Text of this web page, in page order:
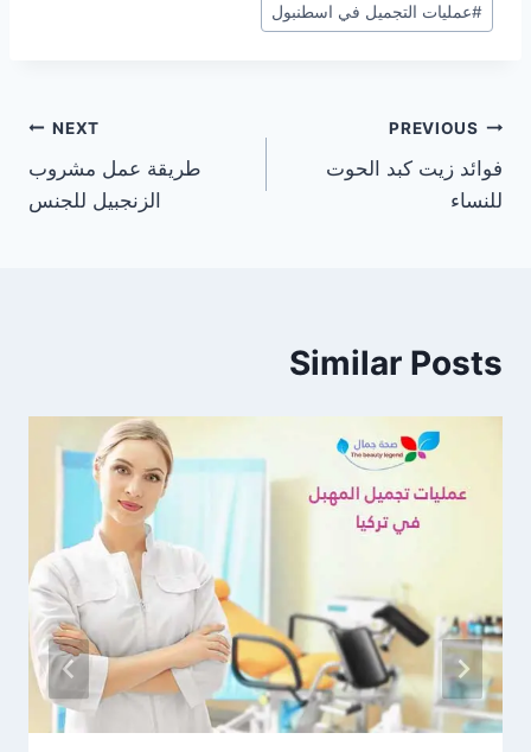
#عمليات التجميل في اسطنبول
تصفّح
المقالات
PREVIOUS
فوائد زيت كبد الحوت
للنساء
NEXT
طريقة عمل مشروب
الزنجبيل للجنس
Similar Posts